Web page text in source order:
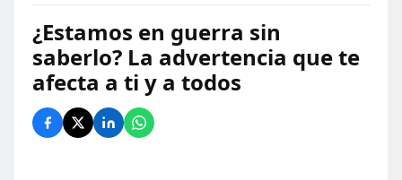
¿Estamos en guerra sin
saberlo? La advertencia que te
afecta a ti y a todos